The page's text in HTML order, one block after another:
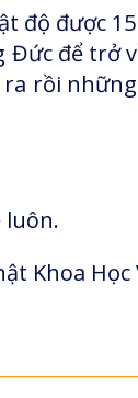
độ được
để trở
rồi
luôn.
Khoa